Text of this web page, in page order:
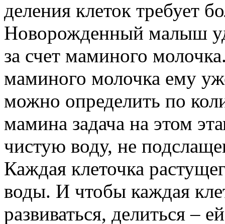
деления клеток требует
Новорожденный малыш
за счет маминого
маминого молочка ему
можно определить по
мамина задача на этом
чистую воду, не
Каждая клеточка
воды. И чтобы каждая
развиваться, делиться –